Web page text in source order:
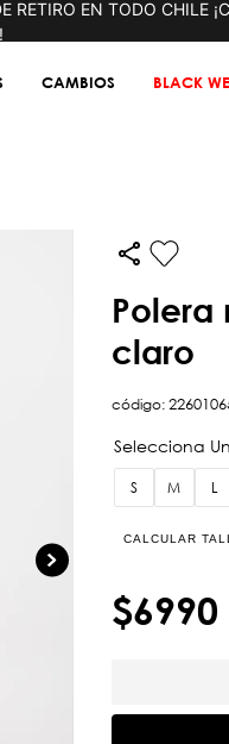
RETIRO EN TODO CHILE
CAMBIOS BLACK
polera manga corta new line rosado
claro
código:
S M L
CALCULAR
$6990